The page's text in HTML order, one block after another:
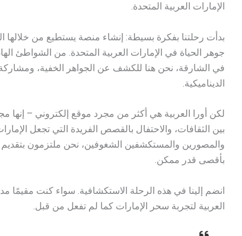
الإمارات العربية المتحدة.
بدأت رحلتنا بفكرة بسيطة: إنشاء منصة يستطيع من
جوهر الحياة في الإمارات العربية المتحدة. من الشواطئ
في الشارقة، نحن هنا للكشف عن الجواهر الخفية،
الديناميكية.
لكن أورا العربية هي أكثر من مجرد موقع إلكتروني – إنها
بين الثقافات، والاحتفال بالقصص الفريدة التي تجعل
والمصورين والمستكشفين الشغوفين، نحن ملتزمون
بأقصى قدر ممكن.
انضم إلينا في هذه الرحلة الاستكشافية. سواء كنت مقيمًا
العربية لتجربة سحر الإمارات كما لم تفعل من قبل.